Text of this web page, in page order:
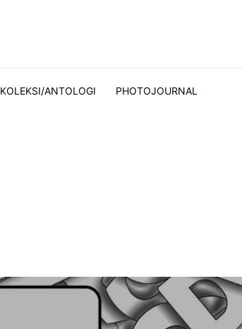
KOLEKSI/ANTOLOGI PHOTOJOURNAL